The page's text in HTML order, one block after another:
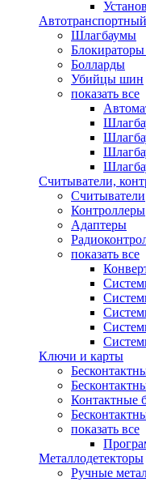
Шлагбаумы
Блокираторы
Болларды
Убийцы шин
показать все
Считыватели,
Считыватели
Контроллеры
Адаптеры
показать все
Ключи и карты
Контактные
показать все
Металлодетекторы
Ручные